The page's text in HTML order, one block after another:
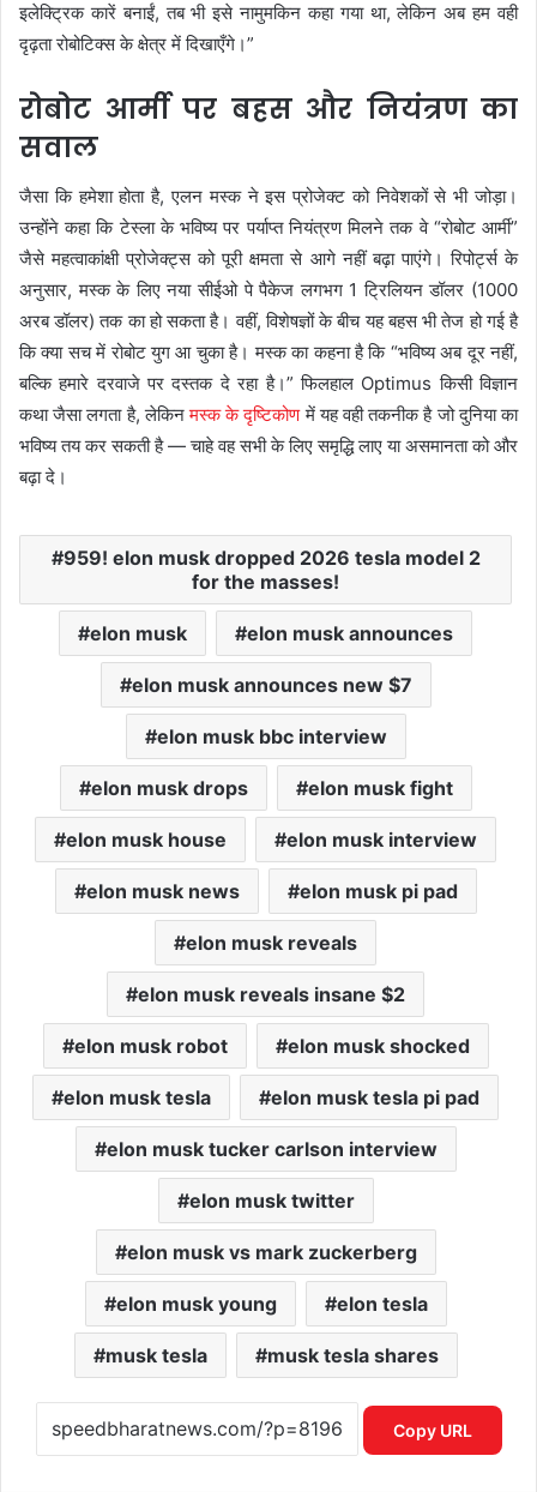
इलेक्ट्रिक कारें बनाईं, तब भी इसे नामुमकिन कहा गया था, लेकिन अब हम वही
दृढ़ता रोबोटिक्स के क्षेत्र में दिखाएँगे।”
रोबोट आर्मी पर बहस और नियंत्रण का
सवाल
जैसा कि हमेशा होता है, एलन मस्क ने इस प्रोजेक्ट को निवेशकों से भी जोड़ा।
उन्होंने कहा कि टेस्ला के भविष्य पर पर्याप्त नियंत्रण मिलने तक वे “रोबोट आर्मी”
जैसे महत्वाकांक्षी प्रोजेक्ट्स को पूरी क्षमता से आगे नहीं बढ़ा पाएंगे। रिपोर्ट्स के
अनुसार, मस्क के लिए नया सीईओ पे पैकेज लगभग 1 ट्रिलियन डॉलर (1000
अरब डॉलर) तक का हो सकता है। वहीं, विशेषज्ञों के बीच यह बहस भी तेज हो गई है
कि क्या सच में रोबोट युग आ चुका है। मस्क का कहना है कि “भविष्य अब दूर नहीं,
बल्कि हमारे दरवाजे पर दस्तक दे रहा है।” फिलहाल Optimus किसी विज्ञान
कथा जैसा लगता है, लेकिनमस्क के दृष्टिकोणमें यह वही तकनीक है जो दुनिया का
भविष्य तय कर सकती है — चाहे वह सभी के लिए समृद्धि लाए या असमानता को और
बढ़ा दे।
959! elon musk dropped 2026 tesla model 2
for the masses!
elon musk elon musk announces
elon musk announces new $7
elon musk bbc interview
elon musk drops elon musk fight
elon musk house elon musk interview
elon musk news elon musk pi pad
elon musk reveals
elon musk reveals insane $2
elon musk robot elon musk shocked
elon musk tesla elon musk tesla pi pad
elon musk tucker carlson interview
elon musk twitter
elon musk vs mark zuckerberg
elon musk young elon tesla
musk tesla musk tesla shares
Copy URL